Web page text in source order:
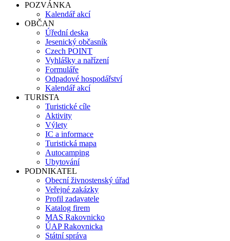
POZVÁNKA
Kalendář akcí
OBČAN
Úřední deska
Jesenický občasník
Czech POINT
Vyhlášky a nařízení
Formuláře
Odpadové hospodářství
Kalendář akcí
TURISTA
Turistické cíle
Aktivity
Výlety
IC a informace
Turistická mapa
Autocamping
Ubytování
PODNIKATEL
Obecní živnostenský úřad
Veřejné zakázky
Profil zadavatele
Katalog firem
MAS Rakovnicko
ÚAP Rakovnicka
Státní správa